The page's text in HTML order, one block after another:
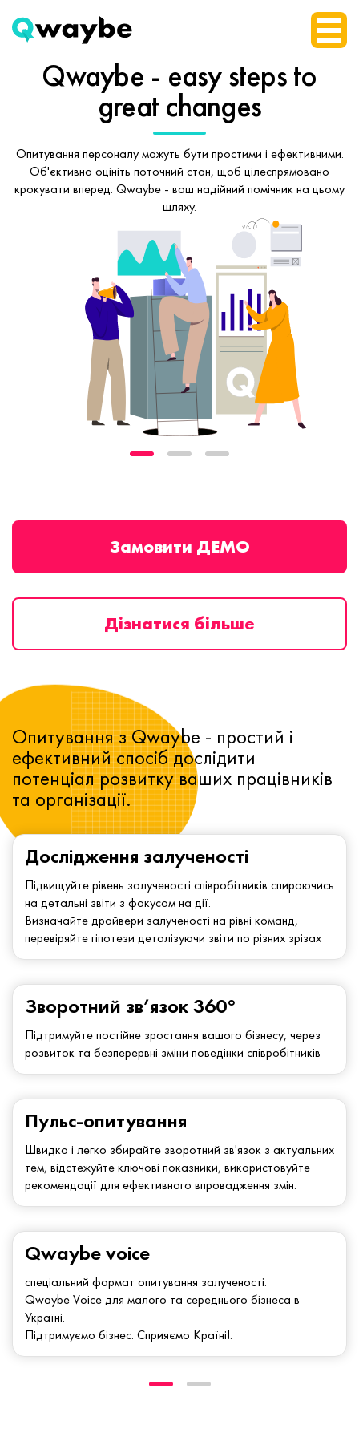
Qwaybe - easy stepsto
great changes
Опитування персоналу можуть бути простими і ефективними.
Об'єктивно оцініть поточний стан, щоб цілеспрямовано
крокувати вперед. Qwaybe - ваш надійний помічник на цьому
шляху.
Замовити ДЕМО
Дізнатися більше
Дослідження залученості
Підвищуйте рівень залученості співробітників спираючись
на детальні звіти з фокусом на дії.
Визначайте драйвери залученості на рівні команд,
перевіряйте гіпотези деталізуючи звіти по різних зрізах
Зворотний зв’язок 360°
Підтримуйте постійне зростання вашого бізнесу, через
розвиток та безперервні зміни поведінки співробітників
Опитування з Qwaybe - простий і
ефективний спосіб дослідити
потенціал розвитку ваших працівників
та організації.
Qwaybe voice
спеціальний формат опитування залученості.
Qwaybe Voice для малого та середнього бізнеса в
Україні.
Підтримуємо бізнес. Сприяємо Країні!.
Пульс-опитування
Швидко і легко збирайте зворотний зв'язок з актуальних
тем, відстежуйте ключові показники, використовуйте
рекомендації для ефективного впровадження змін.